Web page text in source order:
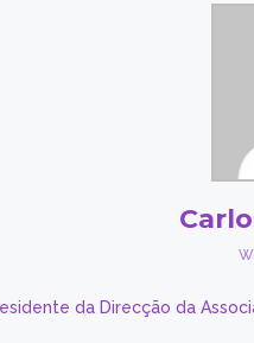
da Direcção da